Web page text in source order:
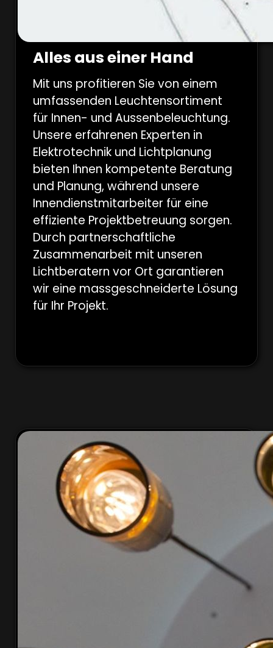
Alles aus einer Hand
Mit uns profitieren Sie von einem
umfassenden Leuchtensortiment
für Innen- und Aussenbeleuchtung.
Unsere erfahrenen Experten in
Elektrotechnik und Lichtplanung
bieten Ihnen kompetente Beratung
und Planung, während unsere
Innendienstmitarbeiter für eine
effiziente Projektbetreuung sorgen.
Durch partnerschaftliche
Zusammenarbeit mit unseren
Lichtberatern vor Ort garantieren
wir eine massgeschneiderte Lösung
für Ihr Projekt.